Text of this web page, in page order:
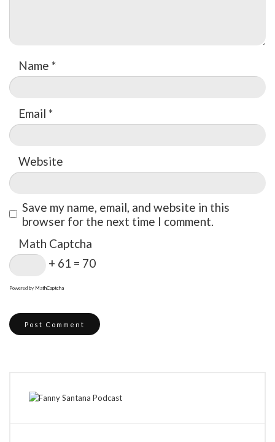
Name *
Email *
Website
Save my name, email, and website in this
browser for the next time I comment.
Math Captcha
+ 61 = 70
Powered by MathCaptcha